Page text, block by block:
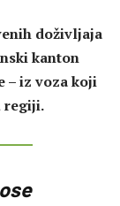
doživljaja
kanton
– iz voza koji
regiji.